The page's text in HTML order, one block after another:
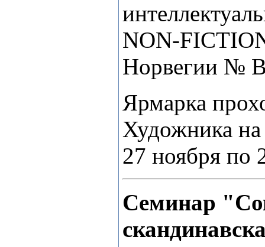
NON-
Норвегии №
Ярмарка
Художника
27 ноября по
Cеминар